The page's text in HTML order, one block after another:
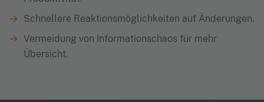
Schnellere Reaktionsmöglichkeiten auf Änderungen.
Vermeidung von Informationschaos für mehr
Übersicht.